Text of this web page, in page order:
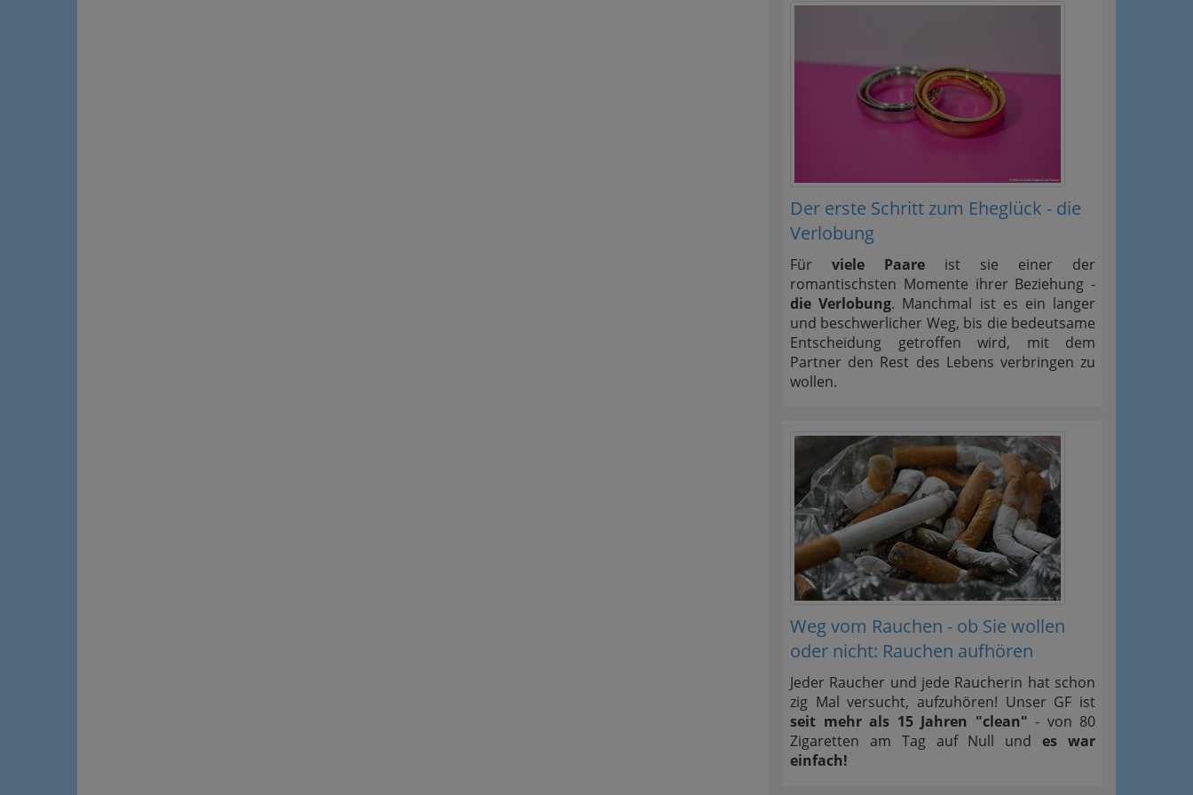
Der erste Schritt zum Eheglück - die
Verlobung
Für viele Paare ist sie einer der
romantischsten Momente ihrer Beziehung -
die Verlobung. Manchmal ist es ein langer
und beschwerlicher Weg, bis die bedeutsame
Entscheidung getroffen wird, mit dem
Partner den Rest des Lebens verbringen zu
wollen.
Weg vom Rauchen - ob Sie wollen
oder nicht: Rauchen aufhören
Jeder Raucher und jede Raucherin hat schon
zig Mal versucht, aufzuhören! Unser GF ist
seit mehr als 15 Jahren "clean" - von 80
Zigaretten am Tag auf Null undes war
einfach!